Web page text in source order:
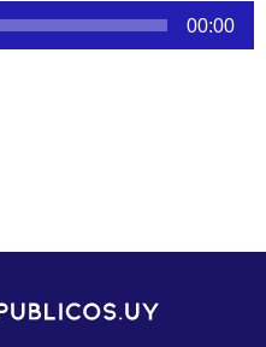
00:00